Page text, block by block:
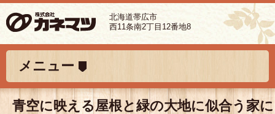
北海道帯広市
西11条南2丁目12番地8
メニュー
青空に映える屋根と緑の大地に似合う家に